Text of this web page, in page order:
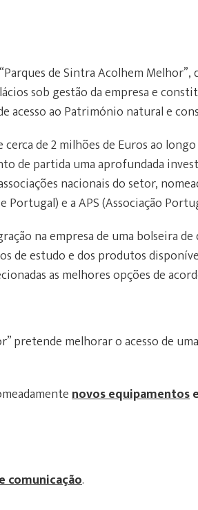
de Sintra Acolhem
sob gestão da empresa e
acesso ao Património natural e
de 2 milhões de Euros ao
de partida uma aprofundada
nacionais do setor,
Portugal) e a APS (Associação
na empresa de uma bolseira
de estudo e dos produtos
as melhores opções de
pretende melhorar o acesso de
novos equipamentose
comunicação.